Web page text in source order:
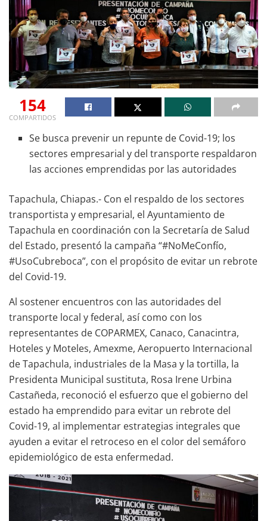
154
COMPARTIDOS
Se busca prevenir un repunte de Covid-19; los
sectores empresarial y del transporte respaldaron
las acciones emprendidas por las autoridades
Tapachula, Chiapas.- Con el respaldo de los sectores
transportista y empresarial, el Ayuntamiento de
Tapachula en coordinación con la Secretaría de Salud
del Estado, presentó la campaña “#NoMeConfío,
#UsoCubreboca”, con el propósito de evitar un rebrote
del Covid-19.
Al sostener encuentros con las autoridades del
transporte local y federal, así como con los
representantes de COPARMEX, Canaco, Canacintra,
Hoteles y Moteles, Amexme, Aeropuerto Internacional
de Tapachula, industriales de la Masa y la tortilla, la
Presidenta Municipal sustituta, Rosa Irene Urbina
Castañeda, reconoció el esfuerzo que el gobierno del
estado ha emprendido para evitar un rebrote del
Covid-19, al implementar estrategias integrales que
ayuden a evitar el retroceso en el color del semáforo
epidemiológico de esta enfermedad.